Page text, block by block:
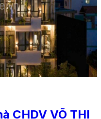
CHDV VÕ THỊ